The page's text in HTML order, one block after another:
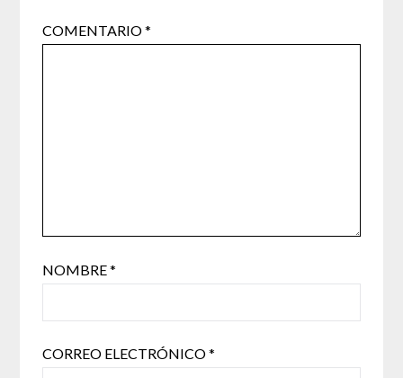
COMENTARIO*
NOMBRE*
CORREO ELECTRÓNICO*